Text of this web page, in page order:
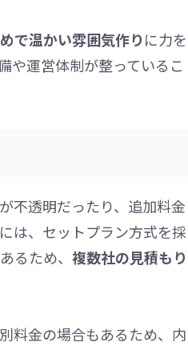
で温かい雰囲気作りに力を
や運営体制が整っているこ
不透明だったり、追加料金
は、セットプラン方式を採
るため、 複数社の見積もり
料金の場合もあるため、内